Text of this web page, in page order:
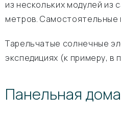
из нескольких модулей
метров. Самостоятельные
Тарельчатые солнечные
экспедициях (к примеру, в
Панельная